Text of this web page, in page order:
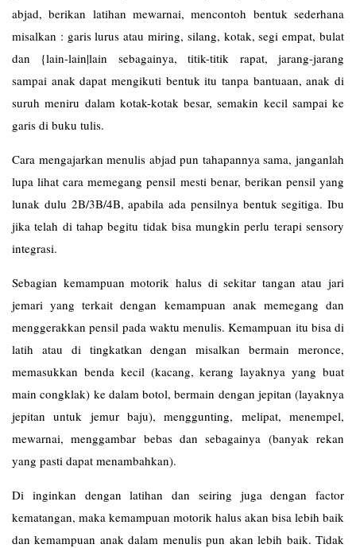
abjad, berikan latihan mewarnai, mencontoh bentuk sederhana
misalkan : garis lurus atau miring, silang, kotak, segi empat, bulat
dan {lain-lain|lain sebagainya, titik-titik rapat, jarang-jarang
sampai anak dapat mengikuti bentuk itu tanpa bantuaan, anak di
suruh meniru dalam kotak-kotak besar, semakin kecil sampai ke
garis di buku tulis.
Cara mengajarkan menulis abjad pun tahapannya sama, janganlah
lupa lihat cara memegang pensil mesti benar, berikan pensil yang
lunak dulu 2B/3B/4B, apabila ada pensilnya bentuk segitiga. Ibu
jika telah di tahap begitu tidak bisa mungkin perlu terapi sensory
integrasi.
Sebagian kemampuan motorik halus di sekitar tangan atau jari
jemari yang terkait dengan kemampuan anak memegang dan
menggerakkan pensil pada waktu menulis. Kemampuan itu bisa di
latih atau di tingkatkan dengan misalkan bermain meronce,
memasukkan benda kecil (kacang, kerang layaknya yang buat
main congklak) ke dalam botol, bermain dengan jepitan (layaknya
jepitan untuk jemur baju), menggunting, melipat, menempel,
mewarnai, menggambar bebas dan sebagainya (banyak rekan
yang pasti dapat menambahkan).
Di inginkan dengan latihan dan seiring juga dengan factor
kematangan, maka kemampuan motorik halus akan bisa lebih baik
dan kemampuan anak dalam menulis pun akan lebih baik. Tidak